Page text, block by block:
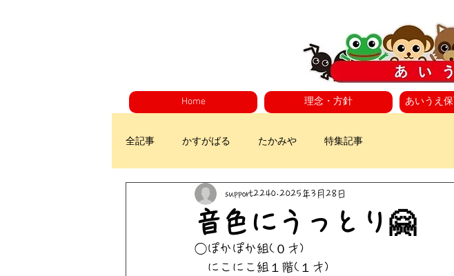
Home 理念・方針 あいうえ
全記事 かすがばる たかみや 特集記事
音色にうっとり🤗
support2240 2025年3月28日
◯ぽかぽか組(０才)
にこにこ組１階(１才)